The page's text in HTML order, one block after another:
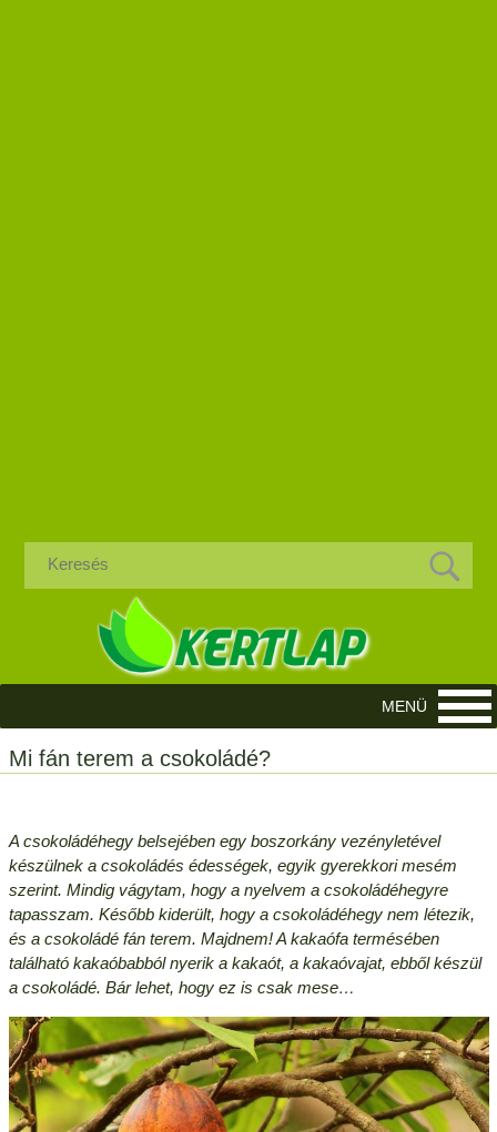
Mi fán terem a csokoládé?
A csokoládéhegy belsejében egy boszorkány vezényletével
készülnek a csokoládés édességek, egyik gyerekkori mesém
szerint. Mindig vágytam, hogy a nyelvem a csokoládéhegyre
tapasszam. Később kiderült, hogy a csokoládéhegy nem létezik,
és a csokoládé fán terem. Majdnem! A kakaófa termésében
található kakaóbabból nyerik a kakaót, a kakaóvajat, ebből készül
a csokoládé. Bár lehet, hogy ez is csak mese…